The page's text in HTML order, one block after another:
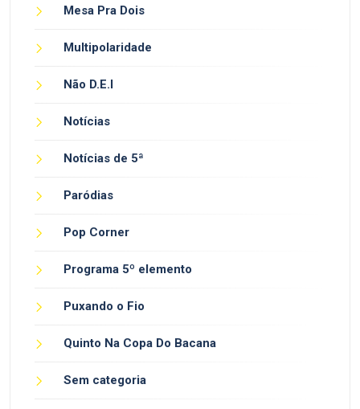
Mesa Pra Dois
Multipolaridade
Não D.E.I
Notícias
Notícias de 5ª
Paródias
Pop Corner
Programa 5º elemento
Puxando o Fio
Quinto Na Copa Do Bacana
Sem categoria